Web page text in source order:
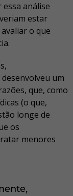
análise
estar
o que
um
que, como
(o que,
longe de
os
menores